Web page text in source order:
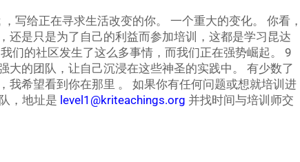
写给正在寻求生活改变的你。 一个重大的变化。 你看，
还是只是为了自己的利益而参加培训，这都是学习昆达
们的社区发生了这么多事情，而我们正在强势崛起。 9
大的团队，让自己沉浸在这些神圣的实践中。 有少数了
我希望看到你在那里 。 如果你有任何问题或想就培训进
，地址是 level1@kriteachings.org 并找时间与培训师交